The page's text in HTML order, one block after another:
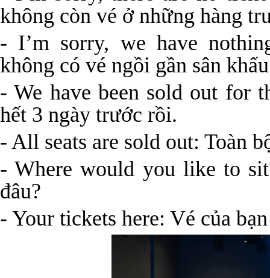
không còn vé ở những hàng
- I’m sorry, we have
không có vé ngồi gần sân
- We have been sold out for
hết 3 ngày trước rồi.
- All seats are sold out: Toàn
- Where would you like to
đâu?
- Your tickets here: Vé của